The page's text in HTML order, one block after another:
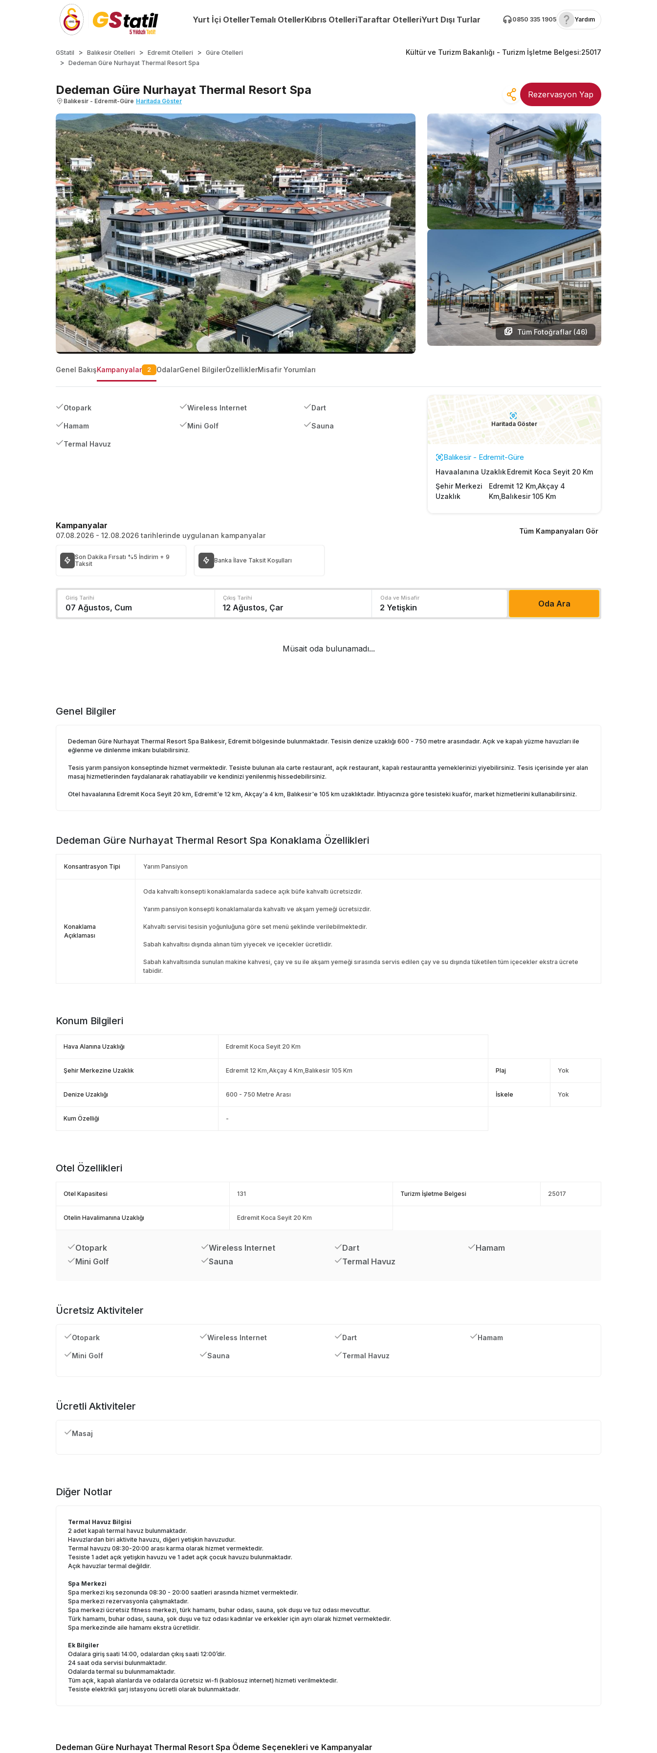
Yurt İçi OtellerTemalı OtellerKıbrıs OtelleriTaraftar OtelleriYurt Dışı Turlar 0850 335 1905 Yardım
GStatil Balıkesir Otelleri Edremit Otelleri
Güre Otelleri
Dedeman Güre Nurhayat Thermal Resort Spa
Kültür ve Turizm Bakanlığı - Turizm İşletme Belgesi:25017
Dedeman Güre Nurhayat Thermal Resort Spa
Balıkesir - Edremit-Güre Haritada Göster
Rezervasyon Yap
Tüm Fotoğraflar (46)
Genel BakışKampanyalar 2 OdalarGenel BilgilerÖzelliklerMisafir Yorumları
Otopark Wireless Internet Dart
Hamam Mini Golf Sauna
Termal Havuz
Haritada Göster
Balıkesir - Edremit-Güre
Havaalanına UzaklıkEdremit Koca Seyit 20 Km
Şehir Merkezi
Uzaklık
Edremit 12 Km,Akçay 4
Km,Balıkesir 105 Km
Kampanyalar
07.08.2026 - 12.08.2026 tarihlerinde uygulanan kampanyalar Tüm Kampanyaları Gör
Son Dakika Fırsatı %5 İndirim + 9
Taksit
Banka İlave Taksit Koşulları
Giriş Tarihi Çıkış Tarihi Oda ve Misafir
Oda Ara
Müsait oda bulunamadı...
Genel Bilgiler
Dedeman Güre Nurhayat Thermal Resort Spa Balıkesir, Edremit bölgesinde bulunmaktadır. Tesisin denize uzaklığı 600 - 750 metre arasındadır. Açık ve kapalı yüzme havuzları ile
eğlenme ve dinlenme imkanı bulabilirsiniz.
Tesis yarım pansiyon konseptinde hizmet vermektedir. Tesiste bulunan ala carte restaurant, açık restaurant, kapalı restaurantta yemeklerinizi yiyebilirsiniz. Tesis içerisinde yer alan
masaj hizmetlerinden faydalanarak rahatlayabilir ve kendinizi yenilenmiş hissedebilirsiniz.
Otel havaalanına Edremit Koca Seyit 20 km, Edremit'e 12 km, Akçay'a 4 km, Balıkesir'e 105 km uzaklıktadır. İhtiyacınıza göre tesisteki kuaför, market hizmetlerini kullanabilirsiniz.
Dedeman Güre Nurhayat Thermal Resort Spa Konaklama Özellikleri
Konsantrasyon Tipi Yarım Pansiyon
Konaklama
Açıklaması
Oda kahvaltı konsepti konaklamalarda sadece açık büfe kahvaltı ücretsizdir.
Yarım pansiyon konsepti konaklamalarda kahvaltı ve akşam yemeği ücretsizdir.
Kahvaltı servisi tesisin yoğunluğuna göre set menü şeklinde verilebilmektedir.
Sabah kahvaltısı dışında alınan tüm yiyecek ve içecekler ücretlidir.
Sabah kahvaltısında sunulan makine kahvesi, çay ve su ile akşam yemeği sırasında servis edilen çay ve su dışında tüketilen tüm içecekler ekstra ücrete
tabidir.
Konum Bilgileri
Hava Alanına Uzaklığı Edremit Koca Seyit 20 Km
Şehir Merkezine Uzaklık Edremit 12 Km,Akçay 4 Km,Balıkesir 105 Km Plaj Yok
Denize Uzaklığı 600 - 750 Metre Arası İskele Yok
Kum Özelliği -
Otel Özellikleri
Otel Kapasitesi 131 Turizm İşletme Belgesi 25017
Otelin Havalimanına Uzaklığı Edremit Koca Seyit 20 Km
Otopark Wireless Internet Dart
Hamam
Mini Golf
Sauna Termal Havuz
Ücretsiz Aktiviteler
Otopark Wireless Internet Dart Hamam
Mini Golf Sauna Termal Havuz
Ücretli Aktiviteler
Masaj
Diğer Notlar
Termal Havuz Bilgisi
2 adet kapalı termal havuz bulunmaktadır.
Havuzlardan biri aktivite havuzu, diğeri yetişkin havuzudur.
Termal havuzu 08:30-20:00 arası karma olarak hizmet vermektedir.
Tesiste 1 adet açık yetişkin havuzu ve 1 adet açık çocuk havuzu bulunmaktadır.
Açık havuzlar termal değildir.
Spa Merkezi
Spa merkezi kış sezonunda 08:30 - 20:00 saatleri arasında hizmet vermektedir.
Spa merkezi rezervasyonla çalışmaktadır.
Spa merkezi ücretsiz fitness merkezi, türk hamamı, buhar odası, sauna, şok duşu ve tuz odası mevcuttur.
Türk hamamı, buhar odası, sauna, şok duşu ve tuz odası kadınlar ve erkekler için ayrı olarak hizmet vermektedir.
Spa merkezinde aile hamamı ekstra ücretlidir.
Ek Bilgiler
Odalara giriş saati 14:00, odalardan çıkış saati 12:00’dir.
24 saat oda servisi bulunmaktadır.
Odalarda termal su bulunmamaktadır.
Tüm açık, kapalı alanlarda ve odalarda ücretsiz wi-fi (kablosuz internet) hizmeti verilmektedir.
Tesiste elektrikli şarj istasyonu ücretli olarak bulunmaktadır.
Dedeman Güre Nurhayat Thermal Resort Spa Ödeme Seçenekleri ve Kampanyalar